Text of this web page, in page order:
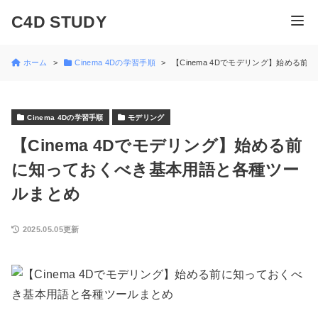
C4D STUDY
ホーム Cinema 4Dの学習手順 【Cinema 4Dでモデリング】始める前
Cinema 4Dの学習手順 モデリング
【Cinema 4Dでモデリング】始める前
に知っておくべき基本用語と各種ツー
ルまとめ
2025.05.05更新